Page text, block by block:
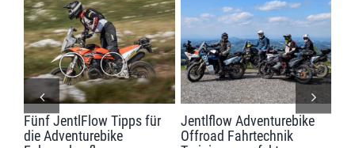
Fünf JentlFlow Tipps für
die Adventurebike
Jentlflow Adventurebike
Offroad Fahrtechnik